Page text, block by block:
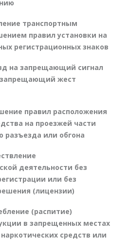
транспортным
правил установки на
регистрационных знаков
на запрещающий сигнал
жест
правил расположения
на проезжей части
разъезда или обгона
деятельности без
или без
(лицензии)
(распитие)
в запрещенных местах
средств или